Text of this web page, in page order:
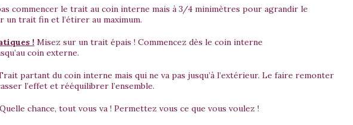
commencer le trait au coin interne mais à 3/4 minimètres pour agrandir le
un trait fin et l’étirer au maximum.
! Misez sur un trait épais ! Commencez dès le coin interne
coin externe.
partant du coin interne mais qui ne va pas jusqu’à l’extérieur. Le faire remonter
l’effet et rééquilibrer l’ensemble.
Quelle chance, tout vous va ! Permettez vous ce que vous voulez !